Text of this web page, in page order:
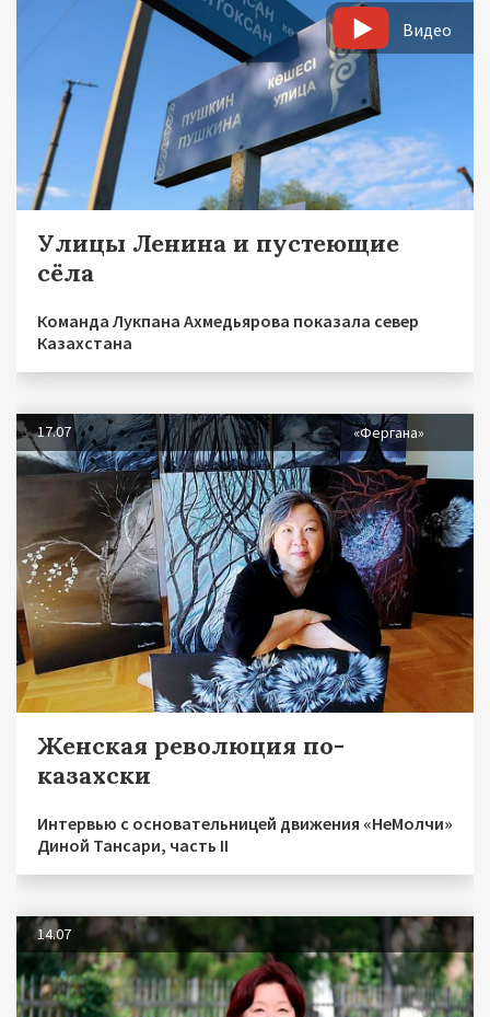
Видео
Улицы Ленина и пустеющие
сёла
Команда Лукпана Ахмедьярова показала север
Казахстана
17.07 «Фергана»
Женская революция по-
казахски
Интервью с основательницей движения «НеМолчи»
Диной Тансари, часть II
14.07